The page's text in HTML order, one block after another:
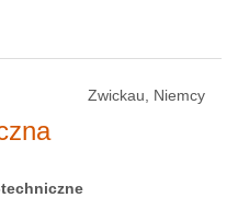
Zwickau, Niemcy